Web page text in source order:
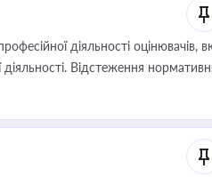
діяльності оцінювачів,
Відстеження
під час оподаткування,
оціночної діяльності